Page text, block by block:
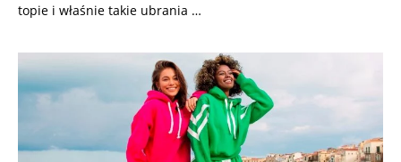
topie i właśnie takie ubrania …